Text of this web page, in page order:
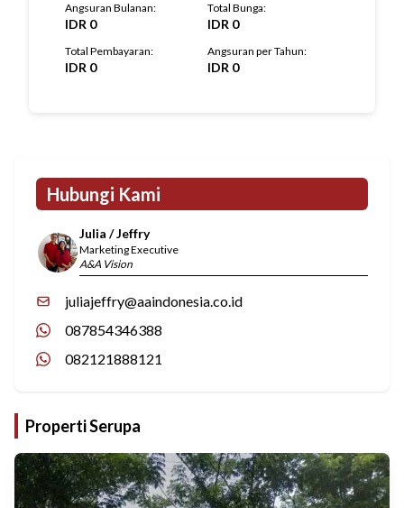
Angsuran Bulanan:
IDR 0
Total Bunga:
IDR 0
Total Pembayaran:
IDR 0
Angsuran per Tahun:
IDR 0
Hubungi Kami
Julia / Jeffry
Marketing Executive
A&A Vision
juliajeffry@aaindonesia.co.id
087854346388
082121888121
Properti Serupa